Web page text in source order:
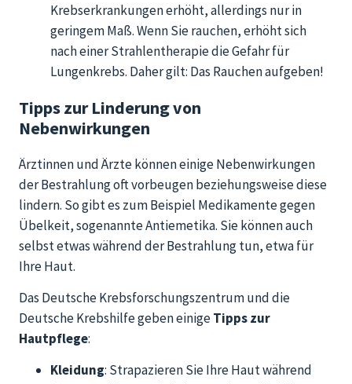
Krebserkrankungen erhöht, allerdings nur in
geringem Maß. Wenn Sie rauchen, erhöht sich
nach einer Strahlentherapie die Gefahr für
Lungenkrebs. Daher gilt: Das Rauchen aufgeben!
Tipps zur Linderung von
Nebenwirkungen
Ärztinnen und Ärzte können einige Nebenwirkungen
der Bestrahlung oft vorbeugen beziehungsweise diese
lindern. So gibt es zum Beispiel Medikamente gegen
Übelkeit, sogenannte Antiemetika. Sie können auch
selbst etwas während der Bestrahlung tun, etwa für
Ihre Haut.
Das Deutsche Krebsforschungszentrum und die
Deutsche Krebshilfe geben einigeTipps zur
Hautpflege:
Kleidung: Strapazieren Sie Ihre Haut während